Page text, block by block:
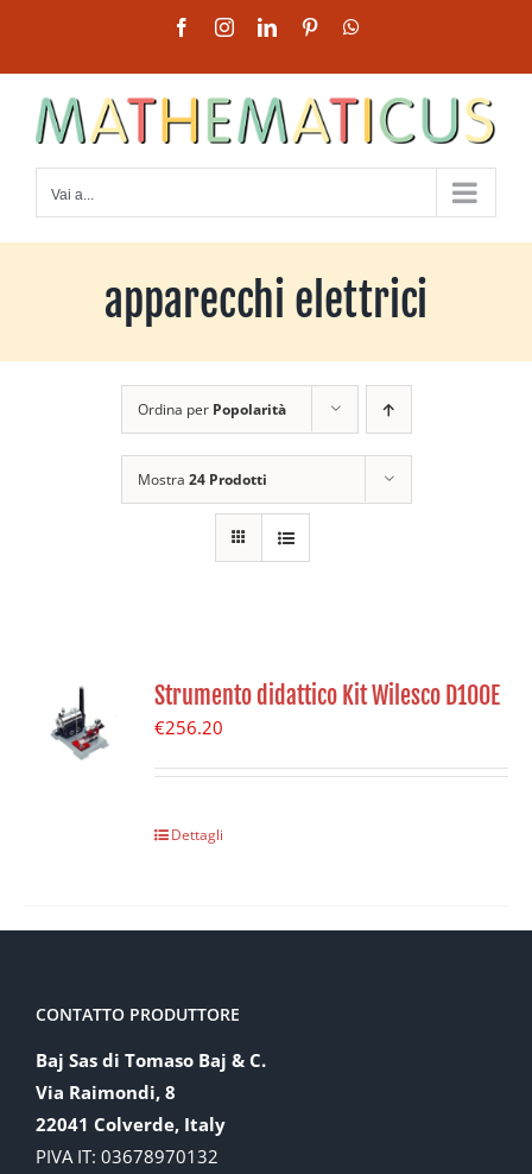
contenuto
FacebookInstagramLinkedInPinterest
Vai a...
apparecchi elettrici
Ordina per Popolarità
Mostra 24 Prodotti
Strumento didattico Kit Wilesco D100E
€256.20
Dettagli
CONTATTO PRODUTTORE
Baj Sas di Tomaso Baj & C.
Via Raimondi, 8
22041 Colverde, Italy
PIVA IT: 03678970132